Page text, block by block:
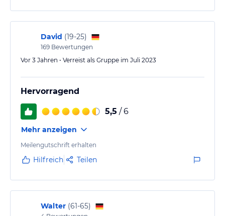
Ausgezeichnetes Frühstück.
David (19-25)
169 Bewertungen
Vor 3 Jahren • Verreist als Gruppe im Juli 2023
Hervorragend
5,5 / 6
Mehr anzeigen
Meilengutschrift erhalten
Hilfreich Teilen
Walter (61-65)